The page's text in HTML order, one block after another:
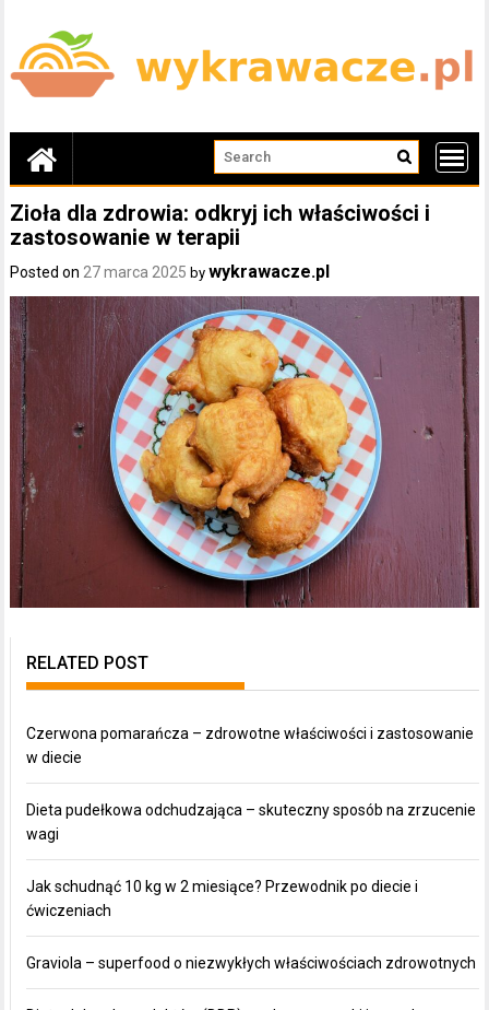
content
Zioła dla zdrowia: odkryj ich właściwości i
zastosowanie w terapii
Posted on 27 marca 2025 bywykrawacze.pl
RELATED POST
Czerwona pomarańcza – zdrowotne właściwości i zastosowanie
w diecie
Dieta pudełkowa odchudzająca – skuteczny sposób na zrzucenie
wagi
Jak schudnąć 10 kg w 2 miesiące? Przewodnik po diecie i
ćwiczeniach
Graviola – superfood o niezwykłych właściwościach zdrowotnych